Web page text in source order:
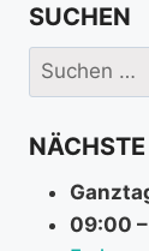
e
i
n
o
SUCHEN
Suchen
nach:
09:00 –